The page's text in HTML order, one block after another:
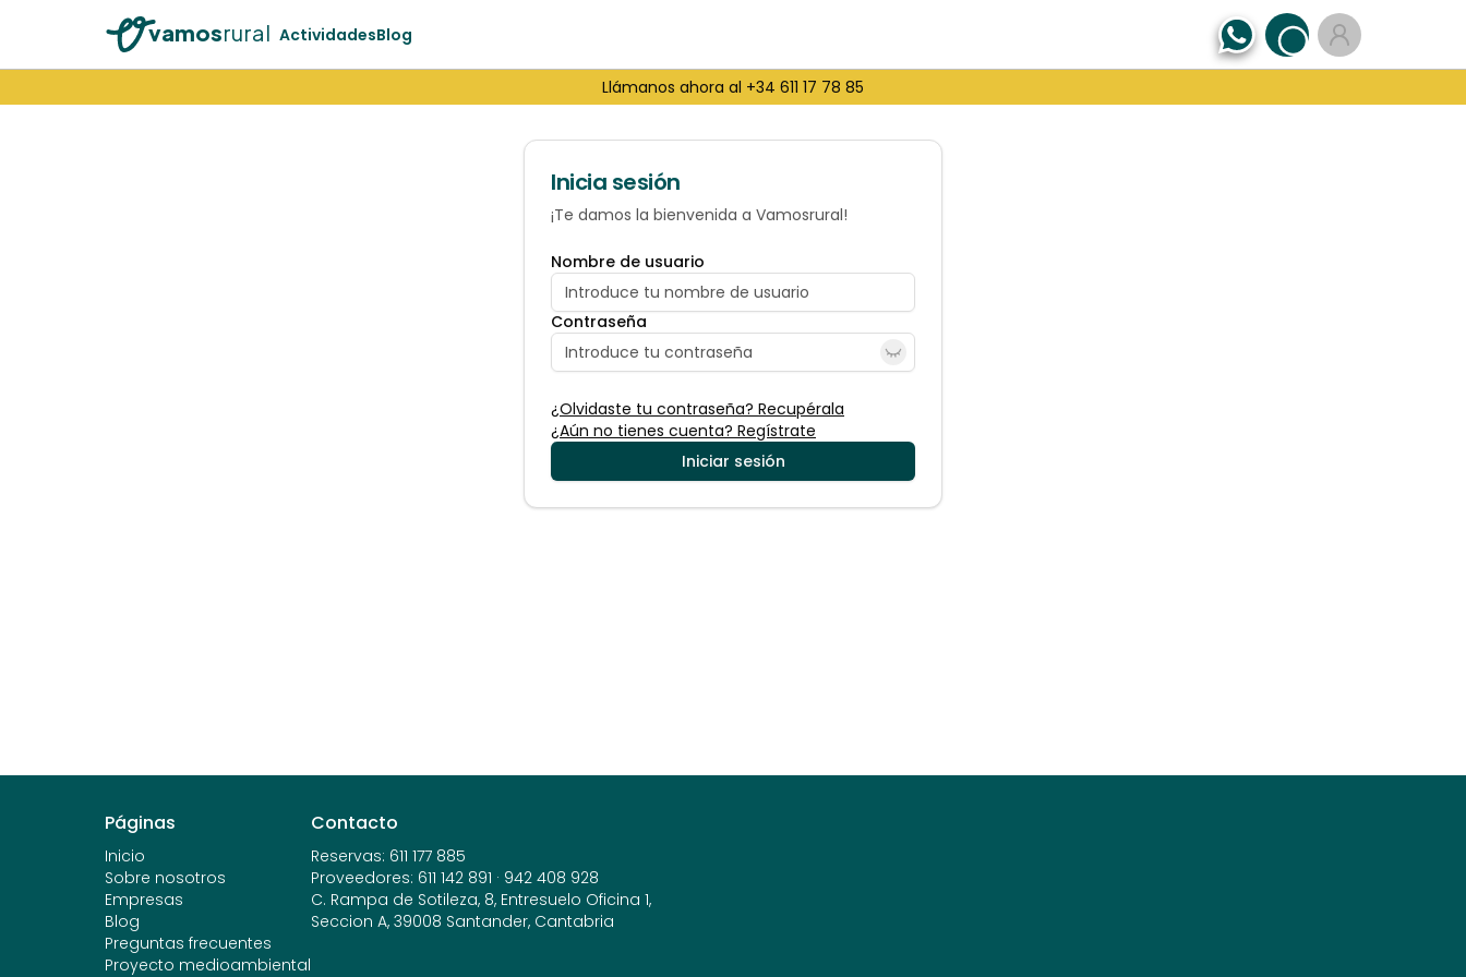
vamosrural ActividadesBlog
Llámanos ahora al +34 611 17 78 85
Inicia sesión
¡Te damos la bienvenida a Vamosrural!
Nombre de usuario
Contraseña
¿Olvidaste tu contraseña? Recupérala
¿Aún no tienes cuenta? Regístrate
Iniciar sesión
Páginas
Inicio
Sobre nosotros
Empresas
Blog
Preguntas frecuentes
Proyecto medioambiental
Contacto
Reservas: 611 177 885
Proveedores: 611 142 891 · 942 408 928
C. Rampa de Sotileza, 8, Entresuelo Oficina 1,
Seccion A, 39008 Santander, Cantabria